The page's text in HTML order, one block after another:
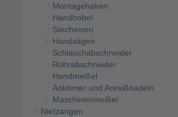
Montagehaken
Handhobel
Stecheisen
Handsägen
Schlauchabschneider
Rohrabschneider
Handmeißel
Ankörner und Anreißnadeln
Maschinenmeißel
Nietzangen